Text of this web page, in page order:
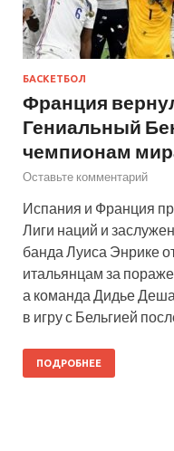
БАСКЕТБОЛ
Франция
Гениальный
чемпионам
Оставьте комментарий
Испания и Франция
Лиги наций и
банда Луиса Энрике
итальянцам за
а команда Дидье
в игру с Бельгией
ПОДРОБНЕЕ